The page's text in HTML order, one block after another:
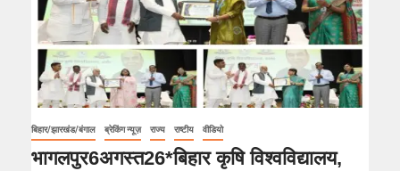
बिहार/झारखंड/बंगाल ब्रेकिंग न्यूज़ राज्य राष्टीय वीडियो
भागलपुर6अगस्त26*बिहार कृषि विश्वविद्यालय,